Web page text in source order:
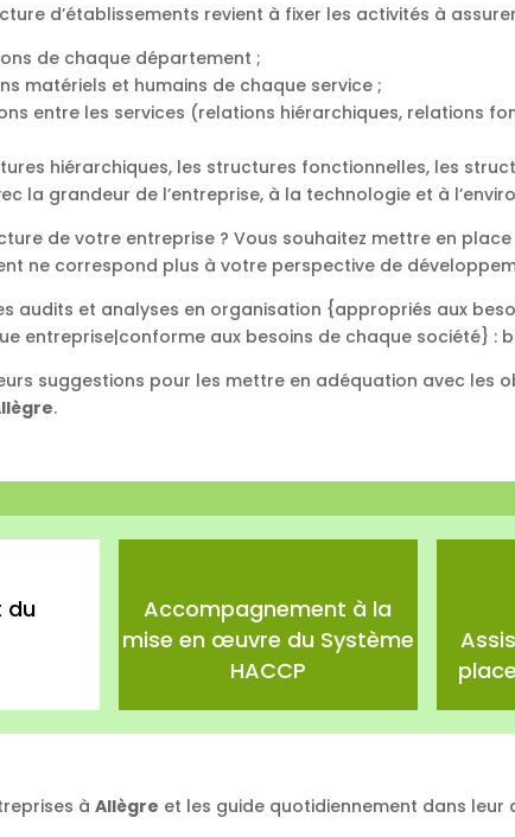
d’établissements revient à fixer les activités à
de chaque département ;
matériels et humains de chaque service ;
entre les services (relations hiérarchiques, relations
hiérarchiques, les structures fonctionnelles, les
la grandeur de l’entreprise, à la technologie et à
de votre entreprise ? Vous souhaitez mettre en
ne correspond plus à votre perspective de
audits et analyses en organisation {appropriés aux
entreprise|conforme aux besoins de chaque société} :
suggestions pour les mettre en adéquation avec
.
du
Accompagnement à la
mise en œuvre du Système
HACCP
àAllègre et les guide quotidiennement dans